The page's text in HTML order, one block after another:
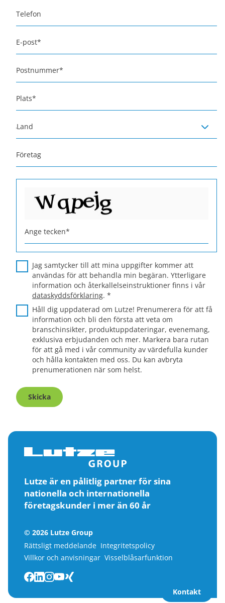
Kontakt
Telefon
E-post*
Postnummer*
Plats*
Land
Företag
Ange tecken*
Jag samtycker till att mina uppgifter kommer att
användas för att behandla min begäran. Ytterligare
information och återkallelseinstruktioner finns i vår
dataskyddsförklaring. *
Håll dig uppdaterad om Lutze! Prenumerera för att få
information och bli den första att veta om
branschinsikter, produktuppdateringar, evenemang,
exklusiva erbjudanden och mer. Markera bara rutan
för att gå med i vår community av värdefulla kunder
och hålla kontakten med oss. Du kan avbryta
prenumerationen när som helst.
Skicka
Lutze är en pålitlig partner för sina
nationella och internationella
företagskunder i mer än 60 år
© 2026 Lutze Group
Rättsligt meddelande Integritetspolicy
Villkor och anvisningar Visselblåsarfunktion